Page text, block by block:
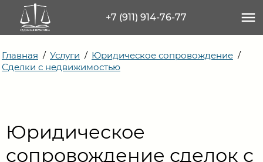
+7 (911) 914-76-77
Главная / Услуги / Юридическое сопровождение /
Сделки с недвижимостью
Юридическое
сопровождение сделок с
УСЛУГИ
КОНТАКТЫ